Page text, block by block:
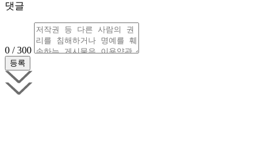
댓글
0 / 300